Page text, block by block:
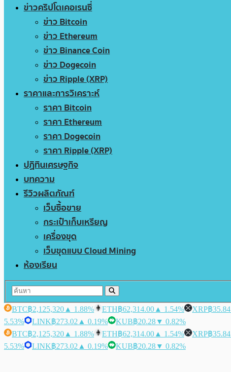
ข่าวคริปโตเคอเรนซี่
ข่าว Bitcoin
ข่าว Ethereum
ข่าว Binance Coin
ข่าว Dogecoin
ข่าว Ripple (XRP)
ราคาและการวิเคราะห์
ราคา Bitcoin
ราคา Ethereum
ราคา Dogecoin
ราคา Ripple (XRP)
ปฏิทินเศรษฐกิจ
บทความ
รีวิวผลิตภัณฑ์
เว็บซื้อขาย
กระเป๋าเก็บเหรียญ
เครื่องขุด
เว็บขุดแบบ Cloud Mining
ห้องเรียน
BTC฿2,125,320 ▲ 1.88% ETH฿62,314.00 ▲ 1.54% XRP฿35.84
5.53%
LINK฿273.02 ▲ 0.19% KUB฿20.28▼ 0.82%
BTC฿2,125,320 ▲ 1.88% ETH฿62,314.00 ▲ 1.54% XRP฿35.84
5.53%
LINK฿273.02 ▲ 0.19% KUB฿20.28▼ 0.82%